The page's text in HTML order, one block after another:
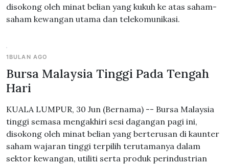
disokong oleh minat belian yang kukuh ke atas saham-
saham kewangan utama dan telekomunikasi.
1BULAN AGO
Bursa Malaysia Tinggi Pada Tengah
Hari
KUALA LUMPUR, 30 Jun (Bernama) -- Bursa Malaysia
tinggi semasa mengakhiri sesi dagangan pagi ini,
disokong oleh minat belian yang berterusan di kaunter
saham wajaran tinggi terpilih terutamanya dalam
sektor kewangan, utiliti serta produk perindustrian